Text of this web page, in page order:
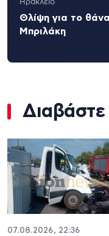
Ηράκλειο
Θλίψη για το
Μπριλάκη
Διαβάστε
07.08.2026, 22:36